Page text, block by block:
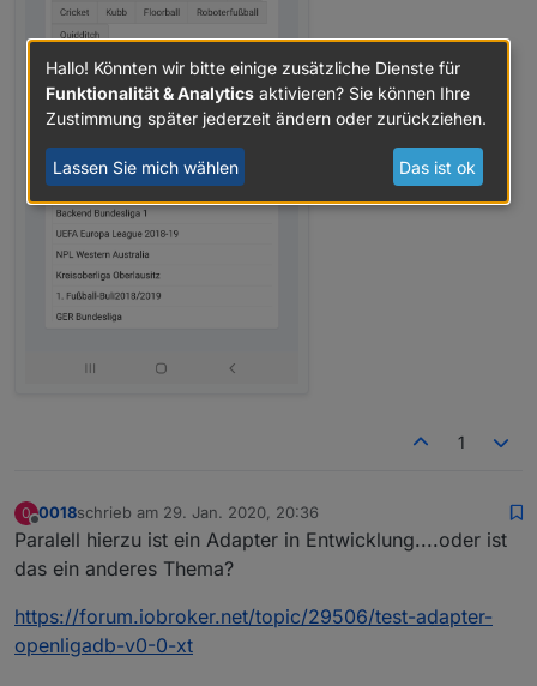
1
0
Offline
0018schrieb am 29. Jan. 2020, 20:36
zuletzt editiert von
Paralell hierzu ist ein Adapter in Entwicklung....oder ist
das ein anderes Thema?
https://forum.iobroker.net/topic/29506/test-adapter-
openligadb-v0-0-xt
Hallo! Könnten wir bitte einige zusätzliche Dienste für
Funktionalität & Analytics aktivieren? Sie können Ihre
Zustimmung später jederzeit ändern oder zurückziehen.
Lassen Sie mich wählen Das ist ok